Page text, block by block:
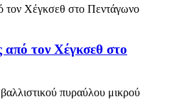
από τον Χέγκσεθ στο